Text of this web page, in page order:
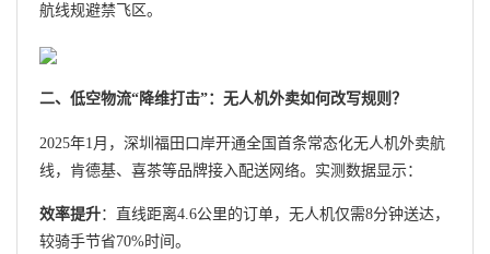
航线规避禁飞区。
二、低空物流“降维打击”：无人机外卖如何改写规则？
2025年1月，深圳福田口岸开通全国首条常态化无人机外卖航
线，肯德基、喜茶等品牌接入配送网络。实测数据显示：
效率提升：直线距离4.6公里的订单，无人机仅需8分钟送达，
较骑手节省70%时间。